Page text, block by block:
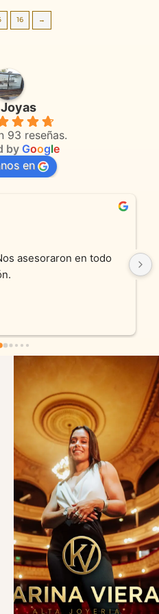
16 →
93 reseñas.
by Google
en
asesoraron en todo